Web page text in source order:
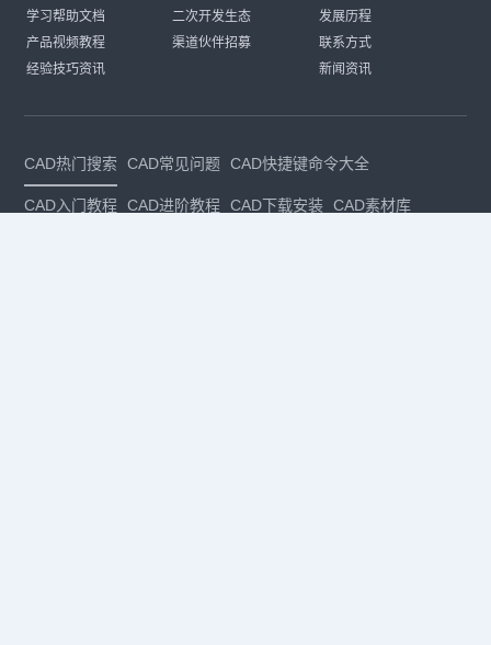
学习帮助文档
产品视频教程
经验技巧资讯
二次开发生态
渠道伙伴招募
发展历程
联系方式
新闻资讯
CAD热门搜索 CAD常见问题 CAD快捷键命令大全
CAD入门教程 CAD进阶教程 CAD下载安装 CAD素材库